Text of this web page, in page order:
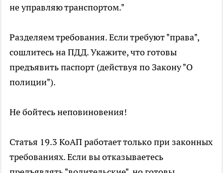
не управляю транспортом."
Разделяем требования. Если требуют "права",
сошлитесь на ПДД. Укажите, что готовы
предъявить паспорт (действуя по Закону "О
полиции").
Не бойтесь неповиновения!
Статья 19.3 КоАП работает только при законных
требованиях. Если вы отказываетесь